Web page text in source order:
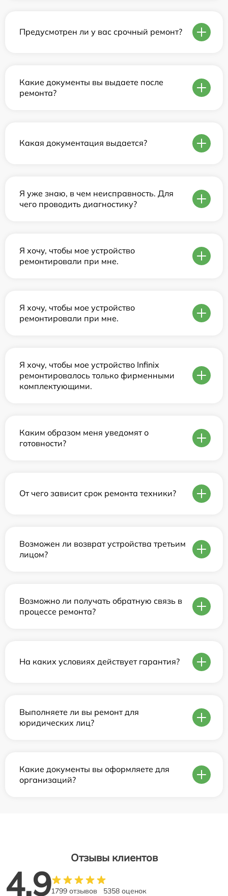
Предусмотрен ли у вас срочный ремонт?
Какие документы вы выдаете после
ремонта?
Какая документация выдается?
Я уже знаю, в чем неисправность. Для
чего проводить диагностику?
Я хочу, чтобы мое устройство
ремонтировали при мне.
Я хочу, чтобы мое устройство
ремонтировали при мне.
Я хочу, чтобы мое устройство Infinix
ремонтировалось только фирменными
комплектующими.
Каким образом меня уведомят о
готовности?
От чего зависит срок ремонта техники?
Возможен ли возврат устройства третьим
лицом?
Возможно ли получать обратную связь в
процессе ремонта?
На каких условиях действует гарантия?
Выполняете ли вы ремонт для
юридических лиц?
Какие документы вы оформляете для
организаций?
Отзывы клиентов
4.91799 отзывов 5358 оценок